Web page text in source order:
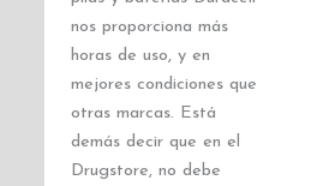
nos proporciona más
horas de uso, y en
mejores condiciones que
otras marcas. Está
demás decir que en el
Drugstore, no debe